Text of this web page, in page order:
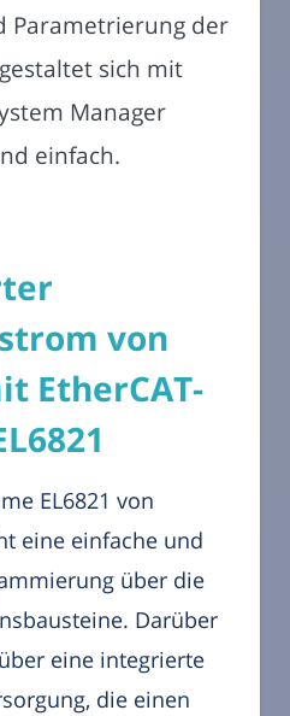
Parametrierung der
sich mit
Manager
einfach.
von
EtherCAT-
EL6821 von
eine einfache und
über die
Darüber
eine integrierte
die einen